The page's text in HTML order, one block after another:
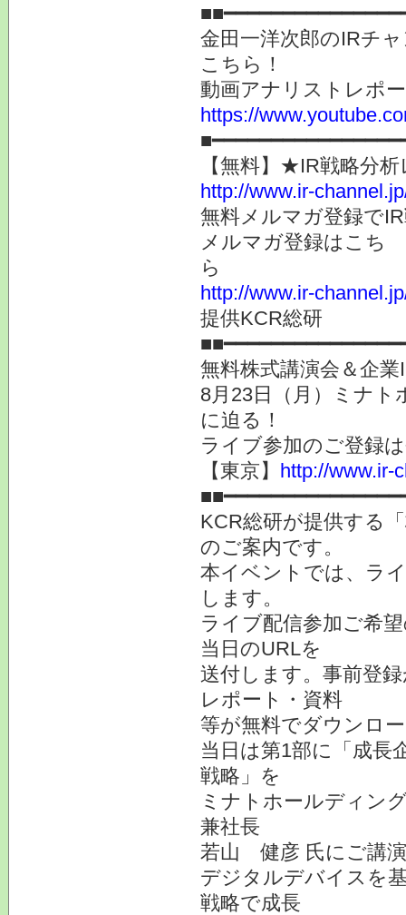
金田一洋次郎のIRチ
こちら！
動画アナリストレポ
https://
【無料】★IR戦略分
http://www.ir-
無料メルマガ登録で
メルマガ登録はこち
http://www.ir-
提供KCR総研
無料株式講演会＆企
8月23日（月）ミナ
に迫る！
ライブ参加のご登録
【東京】 http://www.ir-
KCR総研が提供する
のご案内です。
本イベントでは、ラ
します。
ライブ配信参加ご希
当日のURLを
送付します。事前登
レポート・資料
等が無料でダウンロ
当日は第1部に「成長
戦略」を
ミナトホールディン
兼社長
若山 健彦 氏にご講
デジタルデバイスを
戦略で成長